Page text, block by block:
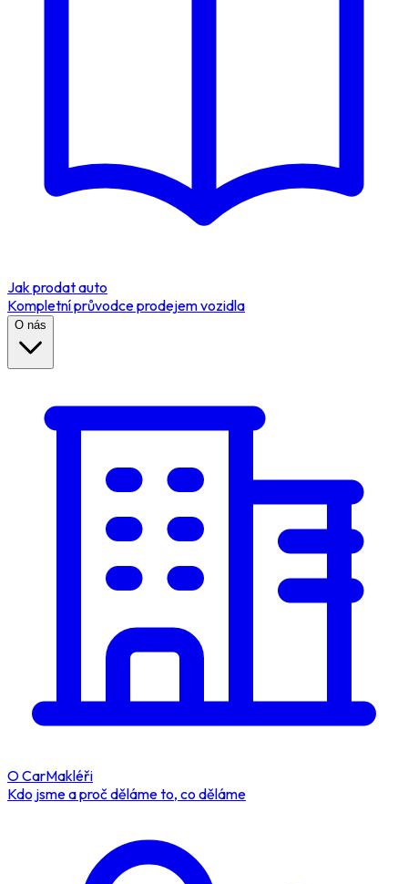
Jak prodat auto
Kompletní průvodce prodejem vozidla
O nás
O CarMakléři
Kdo jsme a proč děláme to, co děláme